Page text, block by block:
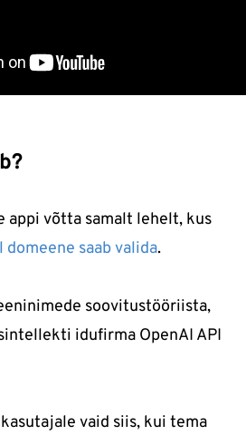
appi võtta samalt lehelt, kus
saab valida.
soovitustööriista,
idufirma OpenAI API
vaid siis, kui tema